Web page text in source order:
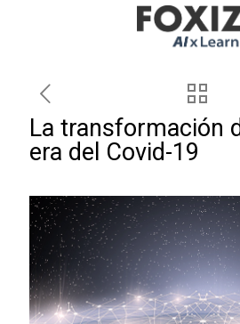
La transformación
era del Covid-19